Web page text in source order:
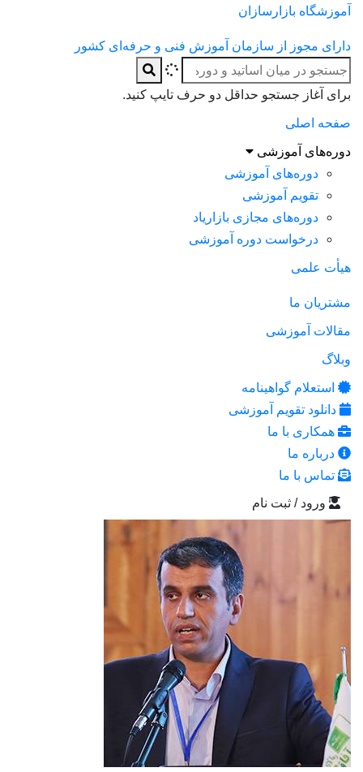
آموزشگاه بازارسازان
دارای مجوز از سازمان آموزش فنی و حرفه‌ای کشور
برای آغاز جستجو حداقل دو حرف تایپ کنید.
صفحه اصلی
دوره‌های آموزشی
دوره‌های آموزشی
تقویم آموزشی
دوره‌های مجازی بازاریاد
درخواست دوره آموزشی
هیأت علمی
مشتریان ما
مقالات آموزشی
وبلاگ
استعلام گواهینامه
دانلود تقویم آموزشی
همکاری با ما
درباره ما
تماس با ما
ورود / ثبت نام